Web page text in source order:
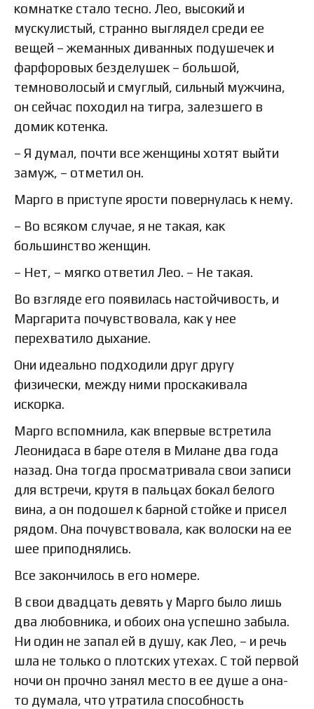
комнатке стало тесно. Лео, высокий и
мускулистый, странно выглядел среди ее
вещей – жеманных диванных подушечек и
фарфоровых безделушек – большой,
темноволосый и смуглый, сильный мужчина,
он сейчас походил на тигра, залезшего в
домик котенка.
– Я думал, почти все женщины хотят выйти
замуж, – отметил он.
Марго в приступе ярости повернулась к нему.
– Во всяком случае, я не такая, как
большинство женщин.
– Нет, – мягко ответил Лео. – Не такая.
Во взгляде его появилась настойчивость, и
Маргарита почувствовала, как у нее
перехватило дыхание.
Они идеально подходили друг другу
физически, между ними проскакивала
искорка.
Марго вспомнила, как впервые встретила
Леонидаса в баре отеля в Милане два года
назад. Она тогда просматривала свои записи
для встречи, крутя в пальцах бокал белого
вина, а он подошел к барной стойке и присел
рядом. Она почувствовала, как волоски на ее
шее приподнялись.
Все закончилось в его номере.
В свои двадцать девять у Марго было лишь
два любовника, и обоих она успешно забыла.
Ни один не запал ей в душу, как Лео, – и речь
шла не только о плотских утехах. С той первой
ночи он прочно занял место в ее душе а она-
то думала, что утратила способность